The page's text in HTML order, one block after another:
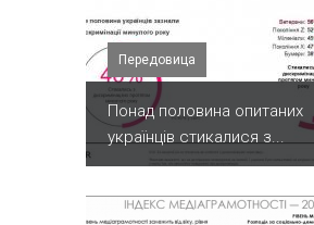
Передовица
Понад половина опитаних
українців стикалися з...